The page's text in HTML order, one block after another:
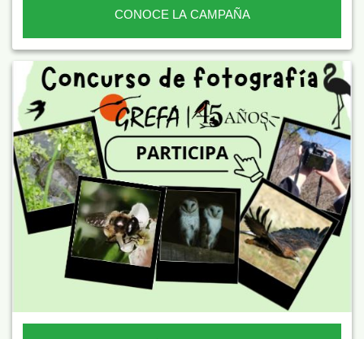
CONOCE LA CAMPAÑA